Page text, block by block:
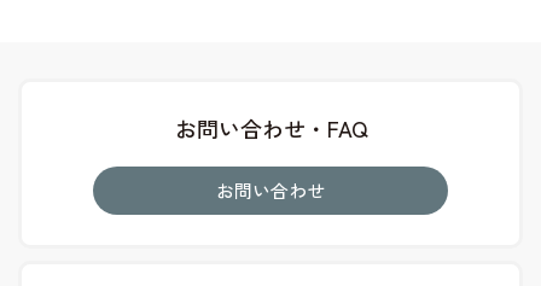
お問い合わせ・FAQ
お問い合わせ